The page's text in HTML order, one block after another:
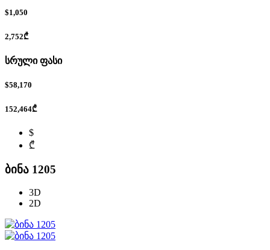
$1,050
2,752₾
სრული ფასი
$58,170
152,464₾
$
₾
ბინა 1205
3D
2D